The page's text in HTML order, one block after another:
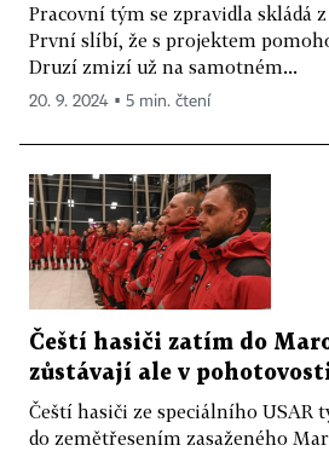
Pracovní tým se zpravidla skládá
První slíbí, že s projektem
Druzí zmizí už na samotném...
20. 9. 2024 ▪ 5 min. čtení
Čeští hasiči zatím do
zůstávají ale v
Čeští hasiči ze speciálního USAR
do zemětřesením zasaženého